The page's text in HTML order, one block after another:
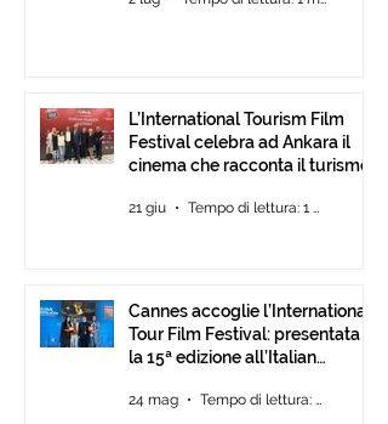
L’International Tourism Film
Festival celebra ad Ankara il
cinema che racconta il turismo.
21 giu Tempo di lettura: 1 min
Cannes accoglie l’International
Tour Film Festival: presentata
la 15ª edizione all’Italian
24 mag Tempo di lettura: 2 min